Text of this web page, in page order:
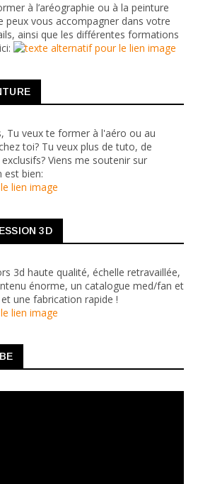
à l’aréographie ou à la peinture
peux vous accompagner dans votre
ainsi que les différentes formations
Tu veux te former à l'aéro ou au
toi? Tu veux plus de tuto, de
Viens me soutenir sur
est bien:
3D
3d haute qualité, échelle retravaillée,
énorme, un catalogue med/fan et
une fabrication rapide !